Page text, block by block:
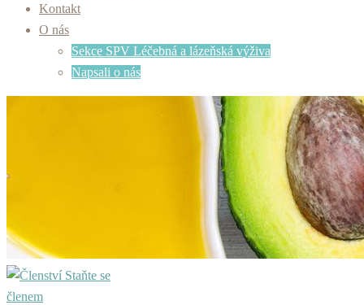
Kontakt
O nás
Sekce SPV Léčebná a lázeňská výživa
Napsali o nás
Staňte se
členem